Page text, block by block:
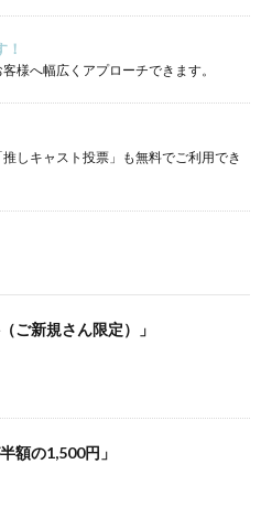
様へ幅広くアプローチできます。
しキャスト投票」も無料でご利用でき
ご新規さん限定）」
額の1,500円」